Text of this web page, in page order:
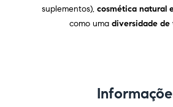
suplementos), cosmética natural
como uma diversidade de